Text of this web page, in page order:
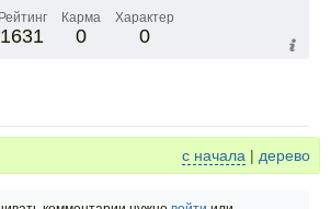
Рейтинг
1631
Карма
0
Характер
0
с начала | дерево